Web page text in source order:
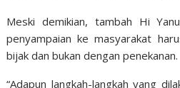
Meski demikian, tambah Hi
penyampaian ke masyarakat
bijak dan bukan dengan penekanan.
“Adapun langkah-langkah yang